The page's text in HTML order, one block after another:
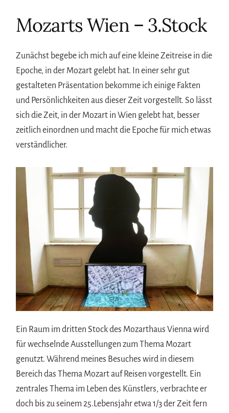
Mozarts Wien – 3.Stock
Zunächst begebe ich mich auf eine kleine Zeitreise in die
Epoche, in der Mozart gelebt hat. In einer sehr gut
gestalteten Präsentation bekomme ich einige Fakten
und Persönlichkeiten aus dieser Zeit vorgestellt. So lässt
sich die Zeit, in der Mozart in Wien gelebt hat, besser
zeitlich einordnen und macht die Epoche für mich etwas
verständlicher.
Ein Raum im dritten Stock des Mozarthaus Vienna wird
für wechselnde Ausstellungen zum Thema Mozart
genutzt. Während meines Besuches wird in diesem
Bereich das Thema Mozart auf Reisen vorgestellt. Ein
zentrales Thema im Leben des Künstlers, verbrachte er
doch bis zu seinem 25.Lebensjahr etwa 1/3 der Zeit fern